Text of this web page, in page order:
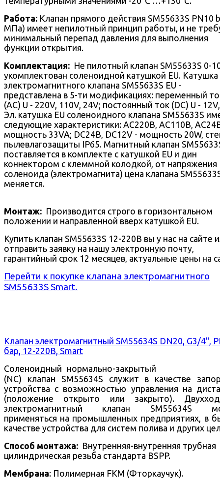
Работа: Клапан прямого действия SM55633S PN10
МПа) имеет непилотный принцип работы, и не
минимальный перепад давления для выполнения
функции открытия.
Комплектация: Не пилотный клапан SM55633S 0-
укомплектован соленоидной катушкой EU. Катушка
электромагнитного клапана SM55633S EU -
представлена в 5-ти модификациях: переменный
(AC) U - 220V, 110V, 24V; постоянный ток (DC) U -
Эл. катушка EU соленоидного клапана SM55633S
следующие характеристики: AC220В, AC110В,
мощность 33VA; DC24В, DC12V - мощность 20W,
пылевлагозащиты IP65. Магнитный клапан
поставляется в комплекте с катушкой EU и дин
коннектором с клеммной колодкой, от напряжения
соленоида (электромагнита) цена клапана
меняется.
Монтаж: Производится строго в горизонтальном
положении и направленной вверх катушкой EU.
Купить клапан SM55633S 12-220В вы у нас на сайте
отправить заявку на нашу электронную почту,
гарантийный срок 12 месяцев, актуальные цены на
Перейти к покупке клапана электромагнитного
SM55633S Smart.
Клапан электромагнитный SM55634S DN20, G3/4",
бар, 12-220В, Smart
Соленоидный нормально-закрытый
(NC) клапан SM55634S служит в качестве
устройства с возможностью управления на
(положение открыто или закрыто).
электромагнитный клапан SM55634S
применяться на промышленных предприятиях, в
качестве устройства для систем полива и других
Способ монтажа: Внутренняя-внутренняя трубная
цилиндрическая резьба стандарта BSPP.
Мембрана: Полимерная FKM (Фторкаучук).